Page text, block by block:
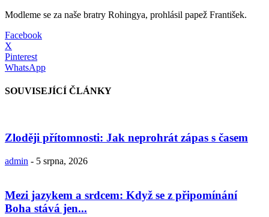
Modleme se za naše bratry Rohingya, prohlásil papež František.
Facebook
X
Pinterest
WhatsApp
SOUVISEJÍCÍ ČLÁNKY
Zloději přítomnosti: Jak neprohrát zápas s časem
admin - 5 srpna, 2026
Mezi jazykem a srdcem: Když se z připomínání
Boha stává jen...